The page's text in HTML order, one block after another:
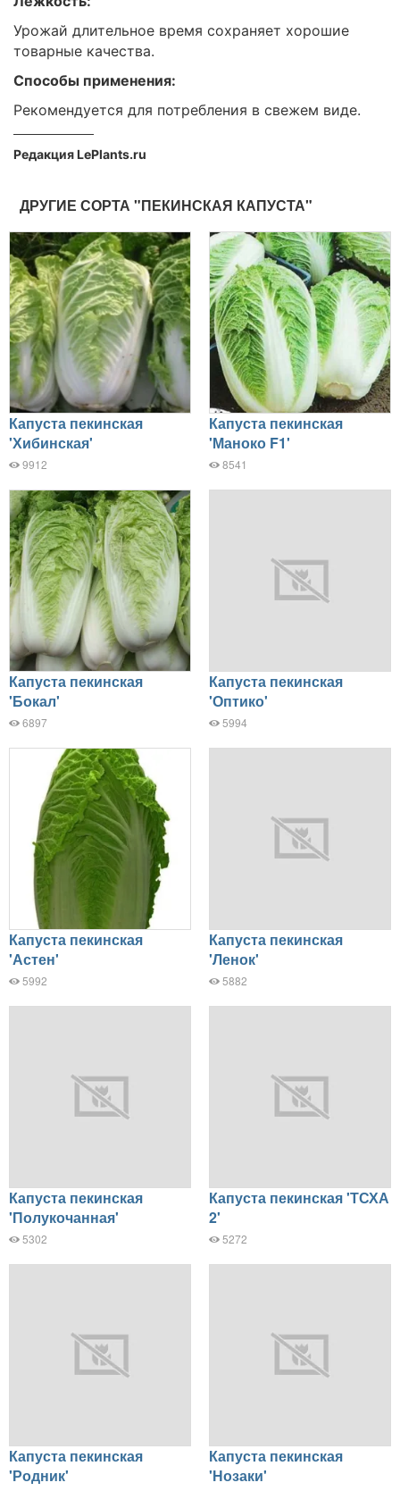
Урожай длительное время сохраняет хорошие
товарные качества.
Способы применения:
Рекомендуется для потребления в свежем виде.
Редакция LePlants.ru
ДРУГИЕ СОРТА "ПЕКИНСКАЯ КАПУСТА"
Капуста пекинская
'Хибинская'
9912
Капуста пекинская
'Маноко F1'
8541
Капуста пекинская
'Бокал'
6897
Капуста пекинская
'Оптико'
5994
Капуста пекинская
'Астен'
5992
Капуста пекинская
'Ленок'
5882
Капуста пекинская
'Полукочанная'
5302
Капуста пекинская 'ТСХА
2'
5272
Капуста пекинская
'Родник'
Капуста пекинская
'Нозаки'